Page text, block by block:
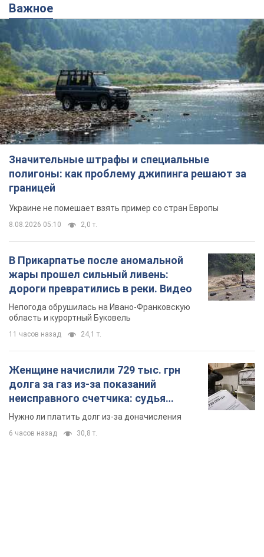
Значительные штрафы и специальные
полигоны: как проблему джипинга решают за
границей
Украине не помешает взять пример со стран Европы
8.08.2026 05:10 2,0 т.
В Прикарпатье после аномальной
жары прошел сильный ливень:
дороги превратились в реки. Видео
Непогода обрушилась на Ивано-Франковскую
область и курортный Буковель
11 часов назад 24,1 т.
долга за газ из-за показаний
неисправного счетчика: судья
вынес неожиданное решение
Нужно ли платить долг из-за доначисления
6 часов назад 30,8 т.